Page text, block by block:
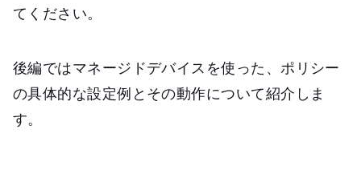
てください。
後編ではマネージドデバイスを使った、ポリシー
の具体的な設定例とその動作について紹介しま
す。